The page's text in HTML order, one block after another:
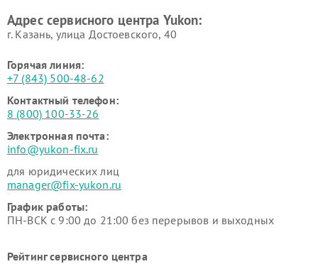
Адрес сервисного центра Yukon:
г. Казань, улица Достоевского, 40
Горячая линия:
+7 (843) 500-48-62
Контактный телефон:
8 (800) 100-33-26
Электронная почта:
info@yukon-fix.ru
для юридических лиц
manager@fix-yukon.ru
График работы:
ПН-ВСК с 9:00 до 21:00 без перерывов и выходных
Рейтинг сервисного центра